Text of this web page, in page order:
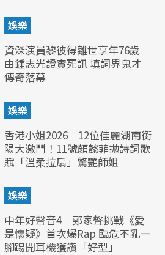
娛樂
資深演員黎彼得離世享年76歲
由鍾志光證實死訊 填詞界鬼才
傳奇落幕
娛樂
香港小姐2026｜12位佳麗湖南衡
陽大激鬥！11號顏懿菲拋詩詞歌
賦「溫柔拉扇」驚艷師姐
娛樂
中年好聲音4｜鄭家聲挑戰《愛
是懷疑》首次爆Rap 臨危不亂一
腳踢開耳機獲讚「好型」